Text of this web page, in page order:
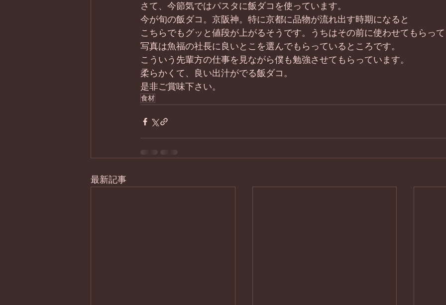
さて、今節気ではパスタに飯ダコを使っています。
今が旬の飯ダコ。京阪神。特に京都に品物が流れ出す時期になると
こちらでもグッと値段が上がるそうです。うちはその前に使わせてもらっ
写真は魚福の社長に良いとこを選んでもらっているところです。
こういう先輩方の仕事を見ながら僕も勉強させてもらっています。
柔らかくて、良い出汁がでる飯ダコ。
是非ご賞味下さい。
食材
最新記事